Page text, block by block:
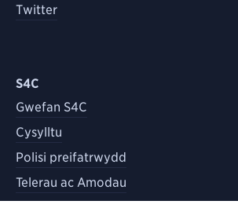
Twitter
S4C
Gwefan S4C
Cysylltu
Polisi preifatrwydd
Telerau ac Amodau